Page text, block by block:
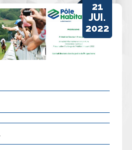
21
JUI.
2022